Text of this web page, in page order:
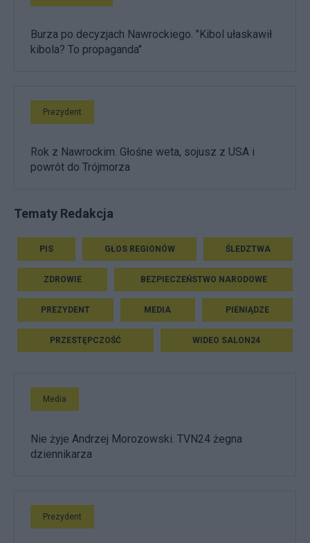
Burza po decyzjach Nawrockiego. "Kibol ułaskawił
kibola? To propaganda"
Prezydent
Rok z Nawrockim. Głośne weta, sojusz z USA i
powrót do Trójmorza
Tematy Redakcja
PIS GŁOS REGIONÓW ŚLEDZTWA
ZDROWIE BEZPIECZEŃSTWO NARODOWE
PREZYDENT MEDIA PIENIĄDZE
PRZESTĘPCZOŚĆ WIDEO SALON24
Media
Nie żyje Andrzej Morozowski. TVN24 żegna
dziennikarza
Prezydent